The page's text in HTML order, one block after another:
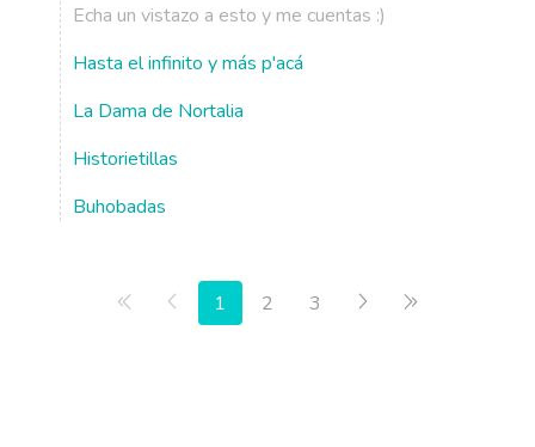
Echa un vistazo a esto y me cuentas :)
Hasta el infinito y más p'acá
La Dama de Nortalia
Historietillas
Buhobadas
Primera página
Anterior
1 2 3 Siguiente